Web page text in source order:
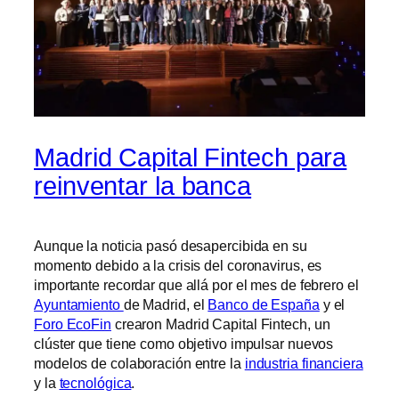
Madrid Capital Fintech para
reinventar la banca
Aunque la noticia pasó desapercibida en su
momento debido a la crisis del coronavirus, es
importante recordar que allá por el mes de febrero el
Ayuntamiento de Madrid, el Banco de España y el
Foro EcoFin crearon Madrid Capital Fintech, un
clúster que tiene como objetivo impulsar nuevos
modelos de colaboración entre la industria financiera
y la tecnológica.